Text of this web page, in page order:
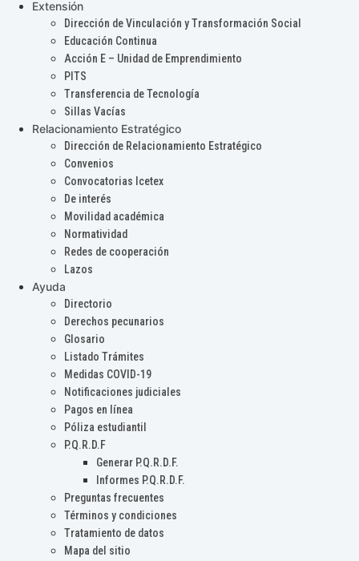
Extensión
Dirección de Vinculación y Transformación Social
Educación Continua
Acción E – Unidad de Emprendimiento
PITS
Transferencia de Tecnología
Sillas Vacías
Relacionamiento Estratégico
Dirección de Relacionamiento Estratégico
Convenios
Convocatorias Icetex
De interés
Movilidad académica
Normatividad
Redes de cooperación
Lazos
Ayuda
Directorio
Derechos pecunarios
Glosario
Listado Trámites
Medidas COVID-19
Notificaciones judiciales
Pagos en línea
Póliza estudiantil
P.Q.R.D.F
Generar P.Q.R.D.F.
Informes P.Q.R.D.F.
Preguntas frecuentes
Términos y condiciones
Tratamiento de datos
Mapa del sitio